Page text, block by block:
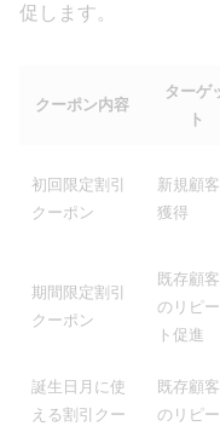
促します。
クーポン内容
ターゲ
ト
初回限定割引
クーポン
新規顧客
獲得
期間限定割引
クーポン
既存顧客
のリピー
ト促進
誕生日月に使
える割引クー
既存顧客
のリピー